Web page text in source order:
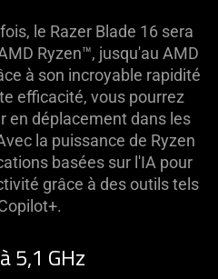
le Razer Blade 16 sera
Ryzen™, jusqu'au AMD
à son incroyable rapidité
efficacité, vous pourrez
en déplacement dans les
la puissance de Ryzen
basées sur l'IA pour
grâce à des outils tels
5,1 GHz